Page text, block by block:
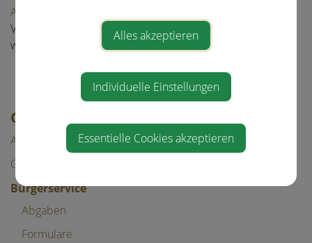
GEMEINDE & BÜRGERSERVICE
Aktuelles
Gemeinde
Bürgerservice
Abgaben
Formulare
AnachB App
Verbindungsabfrage als Start- oder Zielpunkt ausgewählt
werden.
Alles akzeptieren
Individuelle Einstellungen
Essentielle Cookies akzeptieren